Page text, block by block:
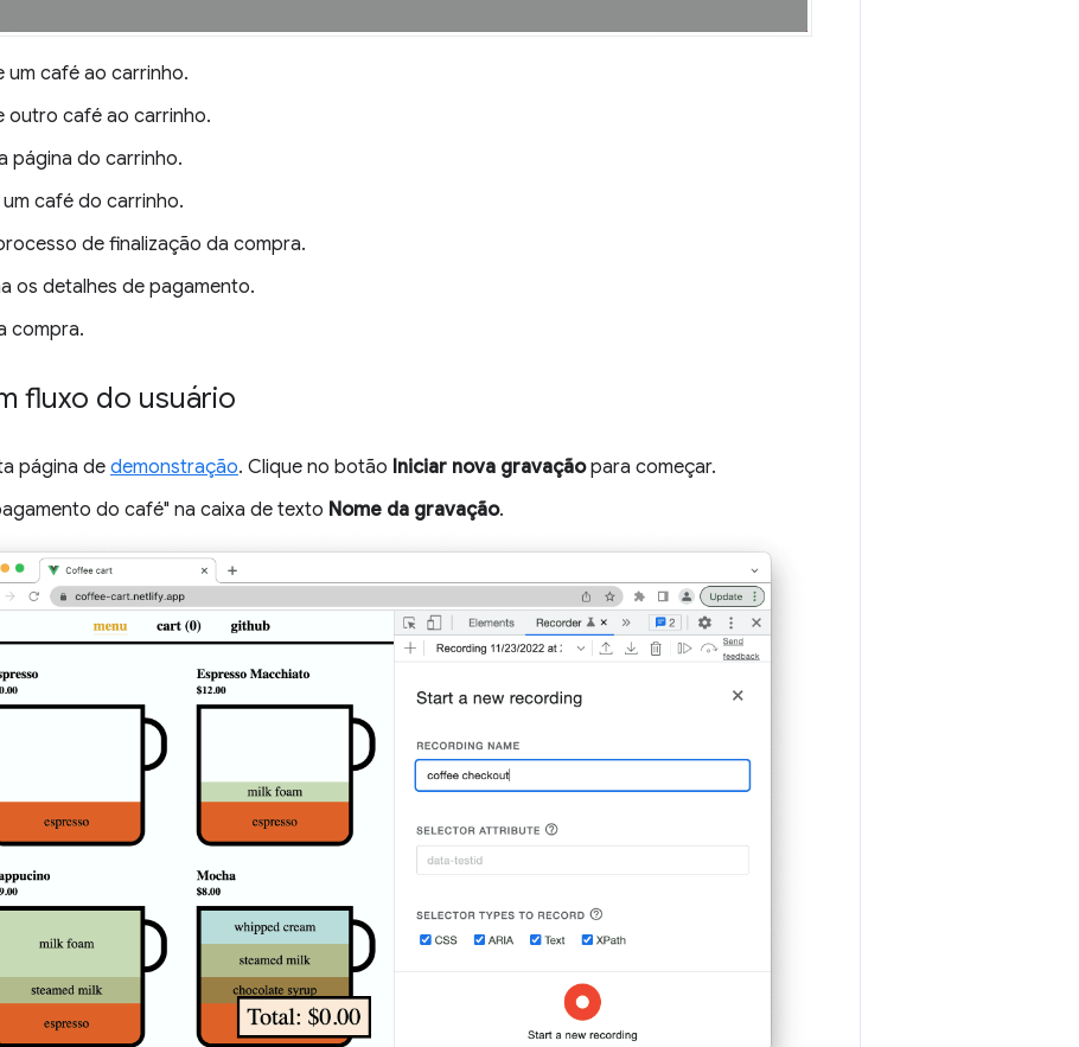
um café ao carrinho.
outro café ao carrinho.
página do carrinho.
um café do carrinho.
de finalização da compra.
os detalhes de pagamento.
compra.
fluxo do usuário
página de demonstração. Clique no botão Iniciar nova gravaçãopara começar.
do café" na caixa de texto Nome da gravação.